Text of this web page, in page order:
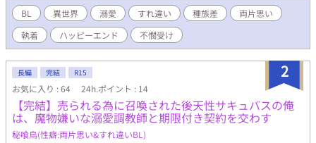
ても魔法の才能がなかったグレイシスは、成人した途端に保護施
設から殺し合いと凌辱を強要された。 結果追い詰められた兄弟分
に殺されそうになるが、同類になることを条件に妖精卿ヴァルネ
ラに救われる。 しかし同類である妖精種になるには、性行為を介
して魔力を高める必要があると知る。 強い魔法を求めるグレイシ
スは嫌々ながら了承し、寝台の上で手解きされる日々が始まっ
た。 ※R-18,R-15の表記は大体でつけてます、全話R-18くらいの
感じで読んでください。内容もざっくりです。
BL 異世界 溺愛 すれ違い 種族差
両片思い
執着
ハッピーエンド 不憫受け
2
長編 完結 R15
お気に入り : 64 24h.ポイント : 14
【完結】売られる為に召喚された後天性サキュバスの俺
は、魔物嫌いな溺愛調教師と期限付き契約を交わす
秘喰鳥(性癖:両片思い&すれ違いBL)